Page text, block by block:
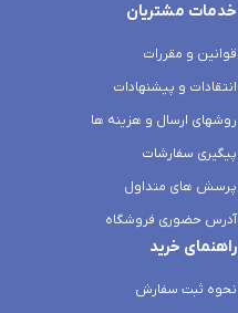
خدمات مشتریان
قوانین و مقررات
انتقادات و پیشنهادات
روشهای ارسال و هزینه ها
پیگیری سفارشات
پرسش های متداول
آدرس حضوری فروشگاه
راهنمای خرید
نحوه ثبت سفارش